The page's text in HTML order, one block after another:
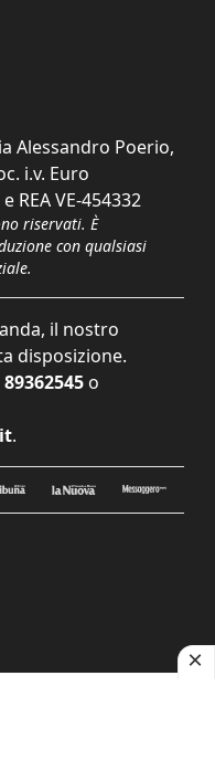
Alessandro Poerio,
i.v. Euro
REA VE-454332
riservati. È
con qualsiasi
il nostro
disposizione.
89362545 o
.